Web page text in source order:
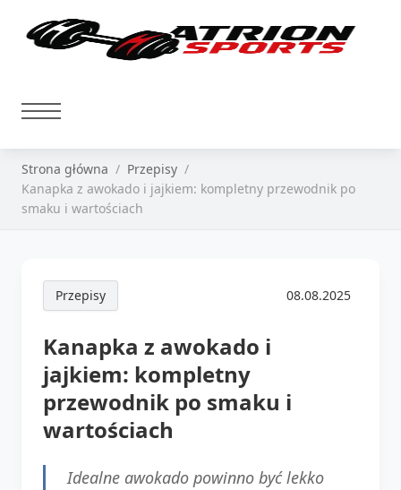
Strona główna
Przepisy
Kanapka z awokado i jajkiem: kompletny przewodnik po
smaku i wartościach
Przepisy 08.08.2025
Kanapka z awokado i
jajkiem: kompletny
przewodnik po smaku i
wartościach
Idealne awokado powinno być lekko